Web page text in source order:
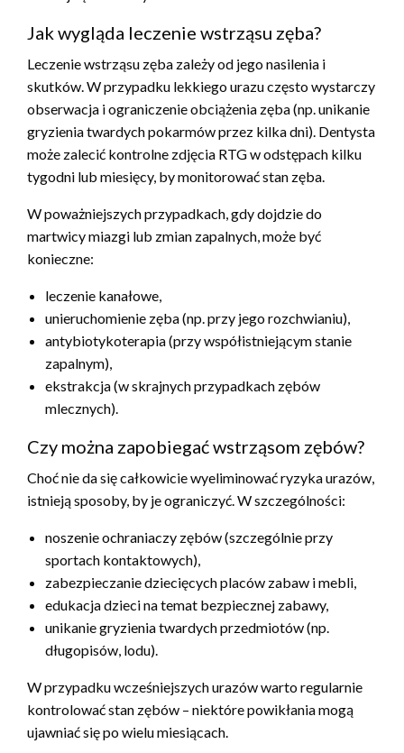
Jak wygląda leczenie wstrząsu zęba?
Leczenie wstrząsu zęba zależy od jego nasilenia i
skutków. W przypadku lekkiego urazu często wystarczy
obserwacja i ograniczenie obciążenia zęba (np. unikanie
gryzienia twardych pokarmów przez kilka dni). Dentysta
może zalecić kontrolne zdjęcia RTG w odstępach kilku
tygodni lub miesięcy, by monitorować stan zęba.
W poważniejszych przypadkach, gdy dojdzie do
martwicy miazgi lub zmian zapalnych, może być
konieczne:
leczenie kanałowe,
unieruchomienie zęba (np. przy jego rozchwianiu),
antybiotykoterapia (przy współistniejącym stanie
zapalnym),
ekstrakcja (w skrajnych przypadkach zębów
mlecznych).
Czy można zapobiegać wstrząsom zębów?
Choć nie da się całkowicie wyeliminować ryzyka urazów,
istnieją sposoby, by je ograniczyć. W szczególności:
noszenie ochraniaczy zębów (szczególnie przy
sportach kontaktowych),
zabezpieczanie dziecięcych placów zabaw i mebli,
edukacja dzieci na temat bezpiecznej zabawy,
unikanie gryzienia twardych przedmiotów (np.
długopisów, lodu).
W przypadku wcześniejszych urazów warto regularnie
kontrolować stan zębów – niektóre powikłania mogą
ujawniać się po wielu miesiącach.